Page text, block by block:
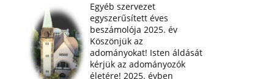
Egyéb szervezet
egyszerűsített éves
beszámolója 2025. év
Köszönjük az
adományokat! Isten áldását
kérjük az adományozók
életére! 2025. évben